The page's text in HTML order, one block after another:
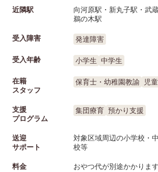
中♪ http://www.toiro-
houkago.com/news/ NEW
オープンの教室あり◎ まだ
空きございます。 放課後等
デイサービスtoiro
houkago.com <教室> 放課
課後デイサービス toiro 西谷
放課後デイサービス toiro 東
戸塚 放課後デイサービス
toiro 新吉田 放課後デイサー
ビス toiro 青葉台 放課後デイ
もた
す。 toiroスタッフブログ
http://
オー
デイ
近隣駅
向河原駅・新丸子駅・武
鵜の木駅
受入障害
発達障害
受入年齢 小学生 中学生
在籍
スタッフ
保育士・幼稚園教諭 児
支援
プログラム
集団療育 預かり支援
送迎
サポート
対象区域周辺の小学校・
校等
料金
おやつ代が別途かかります